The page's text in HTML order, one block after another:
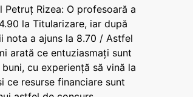
Petruț Rizea: O profesoară a
la Titularizare, iar după
nota a ajuns la 8.70 / Astfel
arată ce entuziasmați sunt
cu experiență să vină la
ce resurse financiare sunt